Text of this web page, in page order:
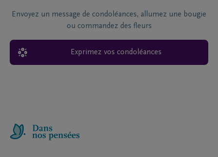
Envoyez un message de condoléances, allumez une bougie
ou commandez des fleurs
Exprimez vos condoléances